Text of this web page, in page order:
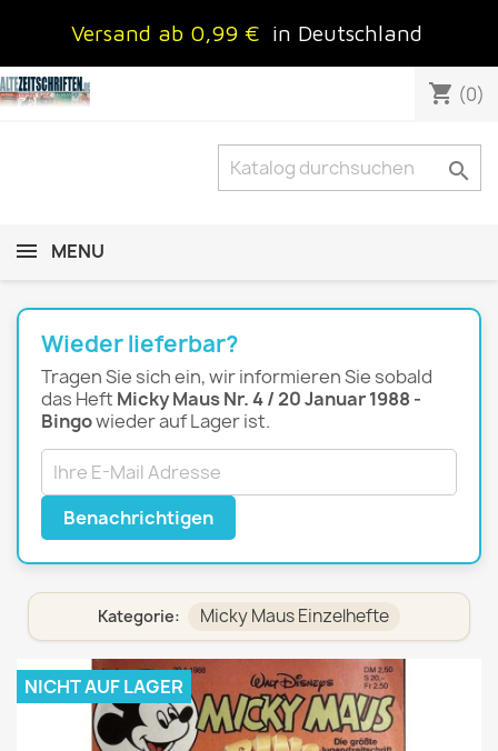
Versand ab 0,99 € in Deutschland
shopping_cart (0)

MENU
Wieder lieferbar?
Tragen Sie sich ein, wir informieren Sie sobald
das Heft Micky Maus Nr. 4 / 20 Januar 1988 -
Bingowieder auf Lager ist.
Benachrichtigen
Kategorie: Micky Maus Einzelhefte
NICHT AUF LAGER